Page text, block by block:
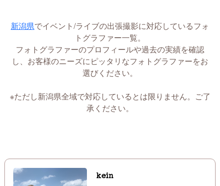
新潟県でイベント/ライブの出張撮影に対応しているフォ
トグラファー一覧。
フォトグラファーのプロフィールや過去の実績を確認
し、お客様のニーズにピッタリなフォトグラファーをお
選びください。
※ただし新潟県全域で対応しているとは限りません。ご了
承ください。
kein